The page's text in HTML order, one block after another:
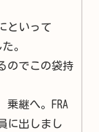
といって
。
のでこの袋持
乗継へ。FRA
に出しまし